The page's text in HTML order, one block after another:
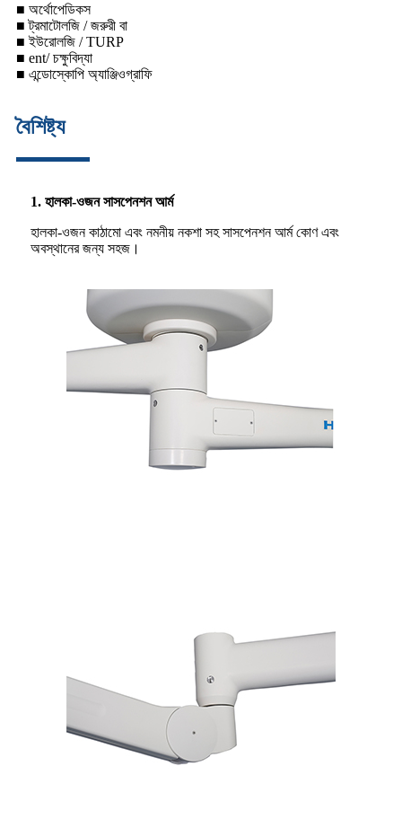
■ অর্থোপেডিকস
■ ট্রমাটোলজি / জরুরী বা
■ ইউরোলজি / TURP
■ ent/ চক্ষুবিদ্যা
■ এন্ডোস্কোপি অ্যাঞ্জিওগ্রাফি
বৈশিষ্ট্য
1. হালকা-ওজন সাসপেনশন আর্ম
হালকা-ওজন কাঠামো এবং নমনীয় নকশা সহ সাসপেনশন আর্ম কোণ এবং
অবস্থানের জন্য সহজ।